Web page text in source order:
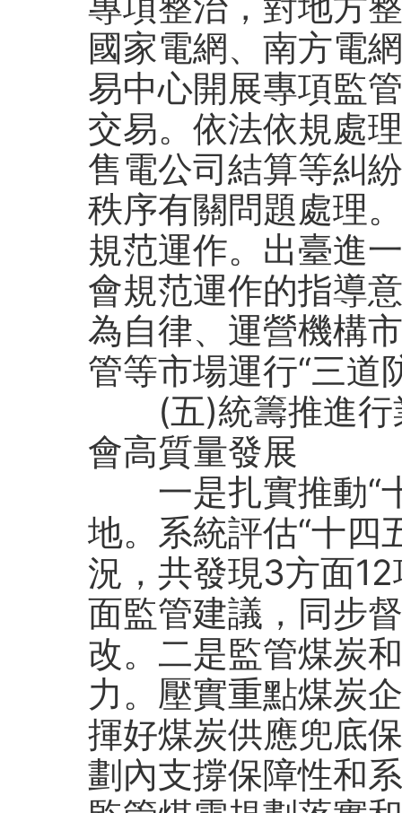
國家電網、南方電
易中心開展專項監
交易。依法依規處
售電公司結算等糾
秩序有關問題處理
規范運作。出臺進
會規范運作的指導
為自律、運營機構
管等市場運行“三道
(五)統籌推進
會高質量發展
一是扎實推動“
地。系統評估“十四
況，共發現3方面
面監管建議，同步
改。二是監管煤炭
力。壓實重點煤炭
揮好煤炭供應兜底
劃內支撐保障性和